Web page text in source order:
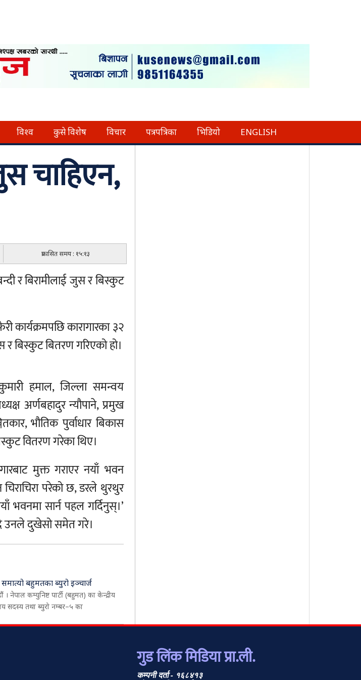
विश्व कुसे विशेष विचार पत्रपत्रिका भिडियो ENGLISH
चाहिएन,
प्रकासित समय : १५:१३
र बिरामीलाई जुस र बिस्कुट
कार्यक्रमपछि कारागारका ३२
बिस्कुट बितरण गरिएको हो।
हमाल, जिल्ला समन्वय
अर्णबहादुर न्यौपाने, प्रमुख
भौतिक पुर्वाधार बिकास
वितरण गरेका थिए।
मुक्त गराएर नयाँ भवन
परेको छ, डरले थुरथुर
सार्न पहल गर्दिनुस्।’
उनले दुखेसो समेत गरे।
समात्यो बहुमतका ब्युरो इञ्चार्ज
। नेपाल कम्युनिष्ट पार्टी (बहुमत) का केन्द्रीय
सदस्य तथा ब्युरो नम्बर–५ का
गुड लिंक मिडिया प्रा.ली.
कम्पनी दर्ता - १६८४१३